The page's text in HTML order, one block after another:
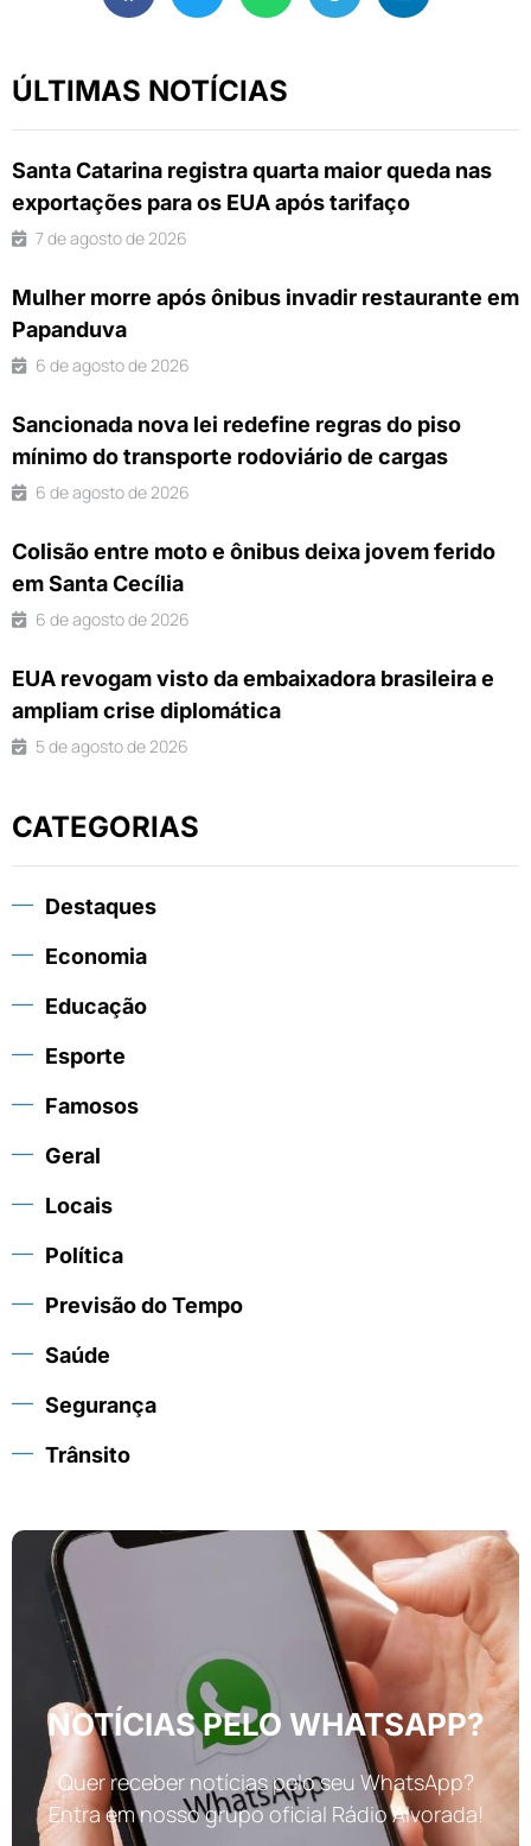
ÚLTIMAS NOTÍCIAS
Santa Catarina registra quarta maior queda nas
exportações para os EUA após tarifaço
7 de agosto de 2026
Mulher morre após ônibus invadir restaurante em
Papanduva
6 de agosto de 2026
Sancionada nova lei redefine regras do piso
mínimo do transporte rodoviário de cargas
6 de agosto de 2026
Colisão entre moto e ônibus deixa jovem ferido
em Santa Cecília
6 de agosto de 2026
EUA revogam visto da embaixadora brasileira e
ampliam crise diplomática
5 de agosto de 2026
CATEGORIAS
Destaques
Economia
Educação
Esporte
Famosos
Geral
Locais
Política
Previsão do Tempo
Saúde
Segurança
Trânsito
NOTÍCIAS PELO WHATSAPP?
Quer receber notícias pelo seu WhatsApp?
Entra em nosso grupo oficial Rádio Alvorada!